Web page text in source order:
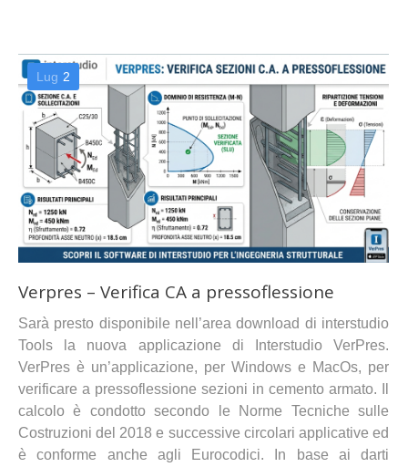
Lug 2
Verpres – Verifica CA a pressoflessione
Sarà presto disponibile nell’area download di interstudio
Tools la nuova applicazione di Interstudio VerPres.
VerPres è un’applicazione, per Windows e MacOs, per
verificare a pressoflessione sezioni in cemento armato. Il
calcolo è condotto secondo le Norme Tecniche sulle
Costruzioni del 2018 e successive circolari applicative ed
è conforme anche agli Eurocodici. In base ai darti